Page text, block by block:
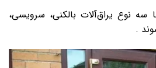
سه نوع یراق‌آلات بالکنی، سرویسی،
.